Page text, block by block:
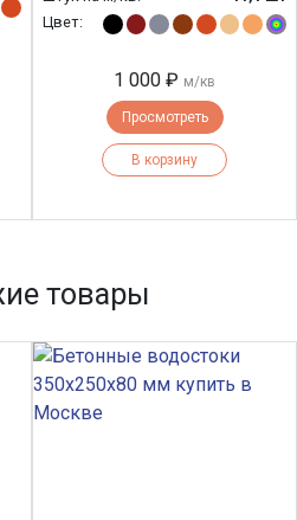
Цвет:
1 000 ₽ м/кв
Просмотреть
В корзину
товары